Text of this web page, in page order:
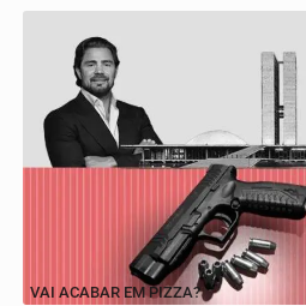
VAI ACABAR EM PIZZA?